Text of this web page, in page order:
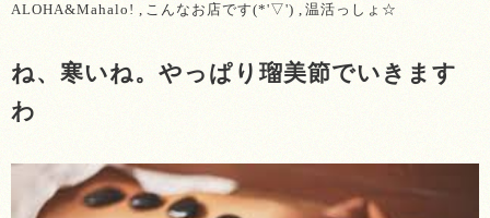
ALOHA&Mahalo!
こんなお店です(*'▽') 温活っしょ☆
ね、寒いね。やっぱり瑠美節でいきます
わ